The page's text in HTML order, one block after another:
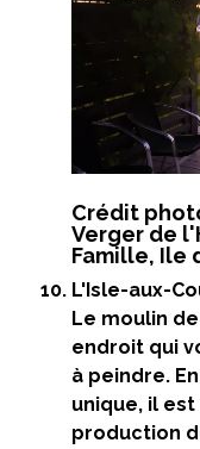
Crédit
Verger de
Famille, Ile
L'Isle-aux-
Le moulin
endroit qui
à peindre.
unique, il
production